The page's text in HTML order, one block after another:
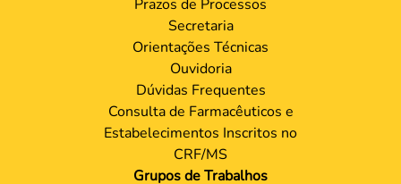
Prazos de Processos
Secretaria
Orientações Técnicas
Ouvidoria
Dúvidas Frequentes
Consulta de Farmacêuticos e
Estabelecimentos Inscritos no
CRF/MS
Grupos de Trabalhos